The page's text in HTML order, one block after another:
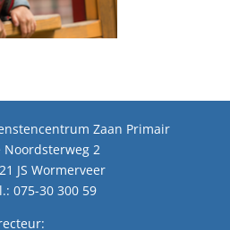
Zaan Primair
Noordsterweg 2
JS Wormerveer
075-30 300 59